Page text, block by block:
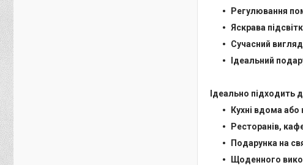
Регулювання
Яскрава
Сучасний вигляд
Ідеальний
Ідеально підходить
Кухні вдома або
Ресторанів,
Подарунка на
Щоденного